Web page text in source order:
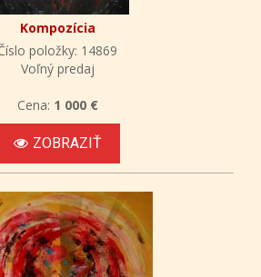
Kompozícia
položky: 14869
Voľný predaj
Cena: 1 000 €
ZOBRAZIŤ